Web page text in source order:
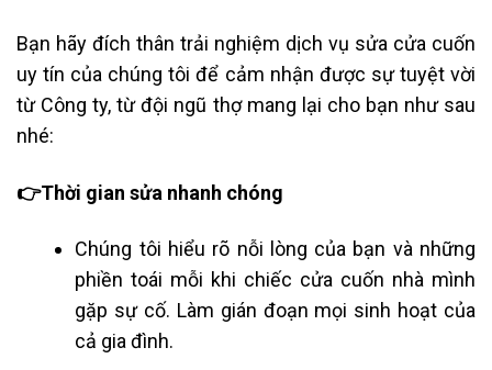
Bạn hãy đích thân trải nghiệm dịch vụ sửa cửa cuốn
uy tín của chúng tôi để cảm nhận được sự tuyệt vời
từ Công ty, từ đội ngũ thợ mang lại cho bạn như sau
nhé:
👉Thời gian sửa nhanh chóng
Chúng tôi hiểu rõ nỗi lòng của bạn và những
phiền toái mỗi khi chiếc cửa cuốn nhà mình
gặp sự cố. Làm gián đoạn mọi sinh hoạt của
cả gia đình.